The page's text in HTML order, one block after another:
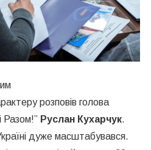
розповів голова
Разом!” Руслан Кухарчук.
дуже масштабувався.